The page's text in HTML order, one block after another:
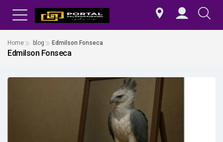
Home blog Edmilson Fonseca
Edmilson Fonseca